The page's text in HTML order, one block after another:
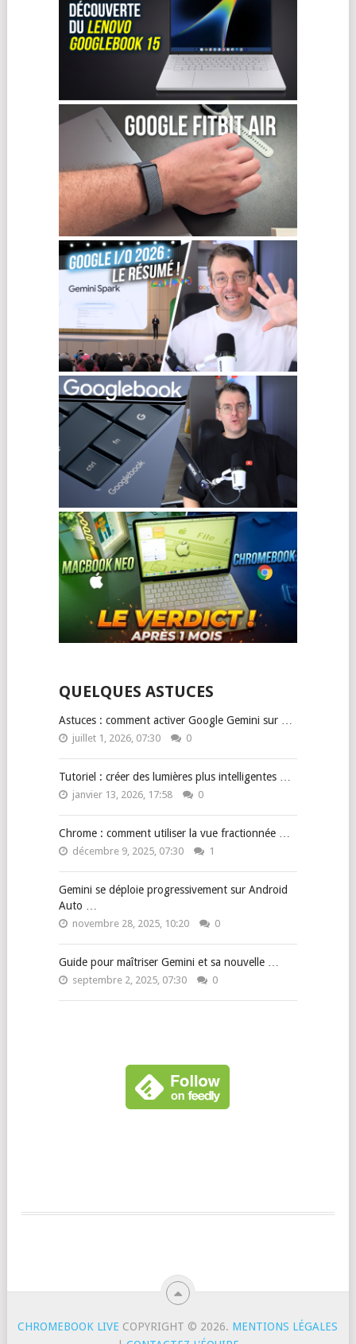
QUELQUES ASTUCES
Astuces : comment activer Google Gemini sur …
juillet 1, 2026, 07:30 0
Tutoriel : créer des lumières plus intelligentes …
janvier 13, 2026, 17:58 0
Chrome : comment utiliser la vue fractionnée …
décembre 9, 2025, 07:30 1
Gemini se déploie progressivement sur Android
Auto …
novembre 28, 2025, 10:20 0
Guide pour maîtriser Gemini et sa nouvelle …
septembre 2, 2025, 07:30 0
CHROMEBOOK LIVE COPYRIGHT © 2026. MENTIONS LÉGALES